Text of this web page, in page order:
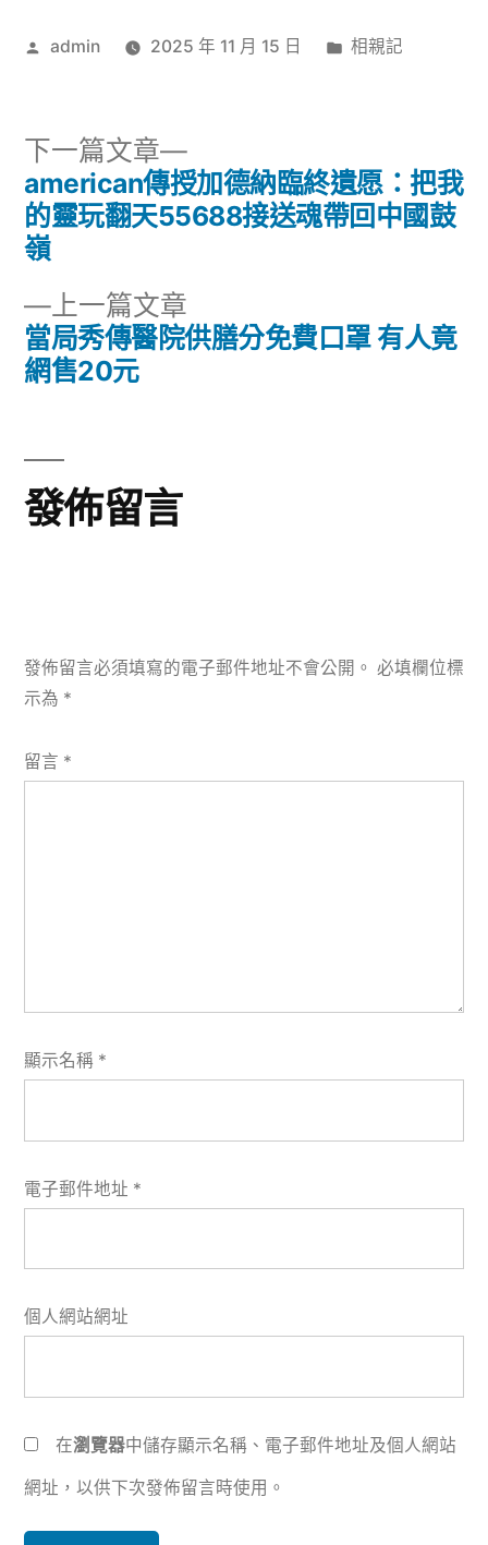
作
admin 2025 年 11 月 15 日
分
相親記
文
章
導
覽
上一篇文章
一
當局秀傳醫院供膳分免費口罩 有人竟
網售20元
下一篇文章
下
一
篇
american傳授加德納臨終遺愿：把我
的靈玩翻天55688接送魂帶回中國鼓
嶺
發佈留言
發佈留言必須填寫的電子郵件地址不會公開。 必填欄位標
示為 *
留言 *
顯示名稱 *
電子郵件地址 *
個人網站網址
在瀏覽器中儲存顯示名稱、電子郵件地址及個人網站
網址，以供下次發佈留言時使用。